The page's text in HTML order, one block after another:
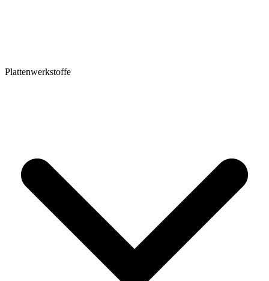
Plattenwerkstoffe